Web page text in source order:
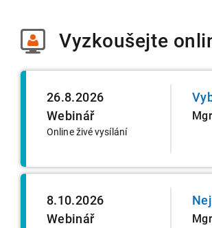
Vyzkoušejte
26.8.2026
Webinář
Online živé vysílání
8.10.2026
Webinář